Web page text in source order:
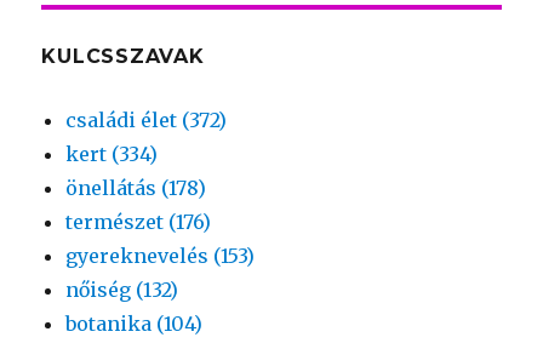
KULCSSZAVAK
családi élet (372)
kert (334)
önellátás (178)
természet (176)
gyereknevelés (153)
nőiség (132)
botanika (104)